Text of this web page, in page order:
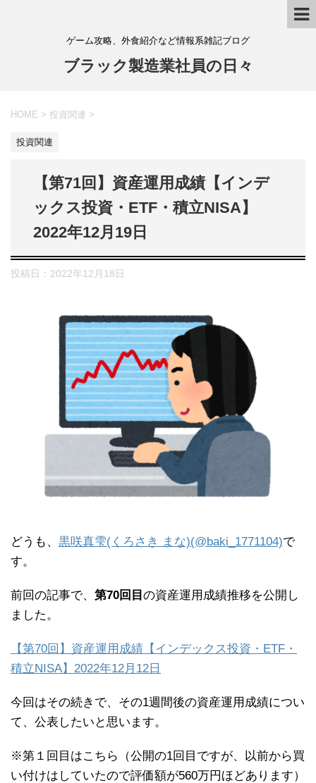
ゲーム攻略、外食紹介など情報系雑記ブログ
ブラック製造業社員の日々
HOME > 投資関連 >
投資関連
【第71回】資産運用成績【インデ
ックス投資・ETF・積立NISA】
2022年12月19日
投稿日： 2022年12月18日
どうも、 黒咲真雫(くろさき まな)(@baki_1771104)で
す。
前回の記事で、 第70回目 の資産運用成績推移を公開し
ました。
【第70回】資産運用成績【インデックス投資・ETF・
積立NISA】2022年12月12日
今回はその続きで、その1週間後の資産運用成績につい
て、公表したいと思います。
※第１回目はこちら（公開の1回目ですが、以前から買
い付けはしていたので評価額が560万円ほどあります）